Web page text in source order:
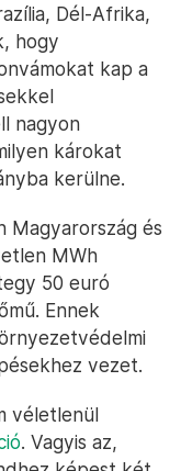
Dél-Afrika,
hogy
kap a
nagyon
károkat
kerülne.
Magyarország és
MWh
50 euró
Ennek
vezet.
véletlenül
. Vagyis az,